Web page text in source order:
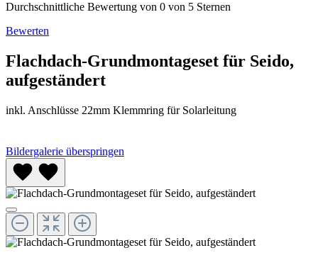
Durchschnittliche Bewertung von 0 von 5 Sternen
Bewerten
Flachdach-Grundmontageset für Seido,
aufgeständert
inkl. Anschlüsse 22mm Klemmring für Solarleitung
Bildergalerie überspringen